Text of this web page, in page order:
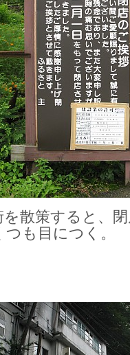
散策すると、
も目につく。